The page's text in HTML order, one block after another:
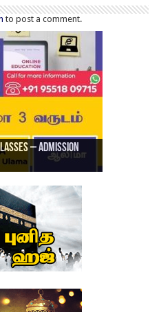
to post a comment.
– Admission
– BA Arabic
Jamia Al Hajiri
Riyadh